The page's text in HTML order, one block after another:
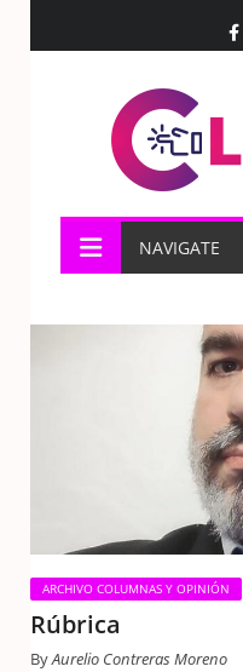
NAVIGATE
ARCHIVO COLUMNAS Y OPINIÓN
Rúbrica
ByAurelio Contreras Moreno